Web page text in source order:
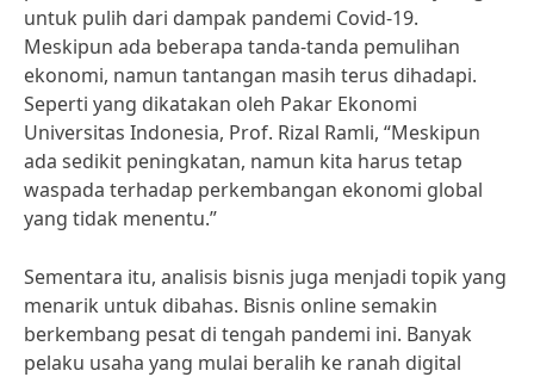
untuk pulih dari dampak pandemi Covid-19.
Meskipun ada beberapa tanda-tanda pemulihan
ekonomi, namun tantangan masih terus dihadapi.
Seperti yang dikatakan oleh Pakar Ekonomi
Universitas Indonesia, Prof. Rizal Ramli, “Meskipun
ada sedikit peningkatan, namun kita harus tetap
waspada terhadap perkembangan ekonomi global
yang tidak menentu.”
Sementara itu, analisis bisnis juga menjadi topik yang
menarik untuk dibahas. Bisnis online semakin
berkembang pesat di tengah pandemi ini. Banyak
pelaku usaha yang mulai beralih ke ranah digital